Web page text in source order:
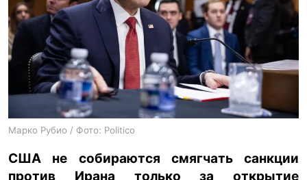
ua ru
Марко Рубио / Фото: Politico
США не собираются смягчать санкции
против Ирана только за открытие